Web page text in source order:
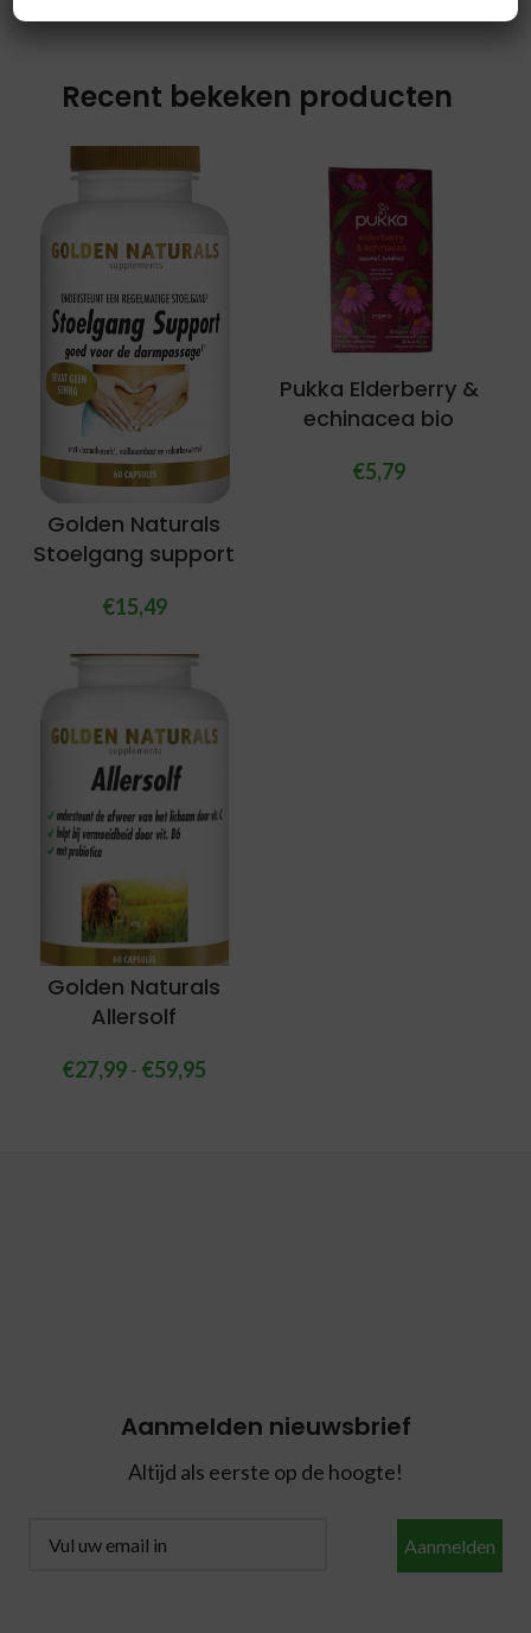
Recent bekeken producten
Golden Naturals
Stoelgang support
€15,49
Pukka Elderberry &
echinacea bio
€5,79
Golden Naturals
Allersolf
€27,99- €59,95
Aanmelden nieuwsbrief
Altijd als eerste op de hoogte!
Aanmelden